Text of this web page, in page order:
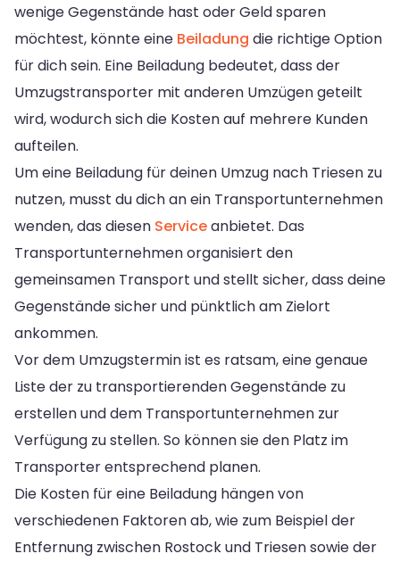
wenige Gegenstände hast oder Geld sparen
möchtest, könnte eine Beiladung die richtige Option
für dich sein. Eine Beiladung bedeutet, dass der
Umzugstransporter mit anderen Umzügen geteilt
wird, wodurch sich die Kosten auf mehrere Kunden
aufteilen.
Um eine Beiladung für deinen Umzug nach Triesen zu
nutzen, musst du dich an ein Transportunternehmen
wenden, das diesen Serviceanbietet. Das
Transportunternehmen organisiert den
gemeinsamen Transport und stellt sicher, dass deine
Gegenstände sicher und pünktlich am Zielort
ankommen.
Vor dem Umzugstermin ist es ratsam, eine genaue
Liste der zu transportierenden Gegenstände zu
erstellen und dem Transportunternehmen zur
Verfügung zu stellen. So können sie den Platz im
Transporter entsprechend planen.
Die Kosten für eine Beiladung hängen von
verschiedenen Faktoren ab, wie zum Beispiel der
Entfernung zwischen Rostock und Triesen sowie der